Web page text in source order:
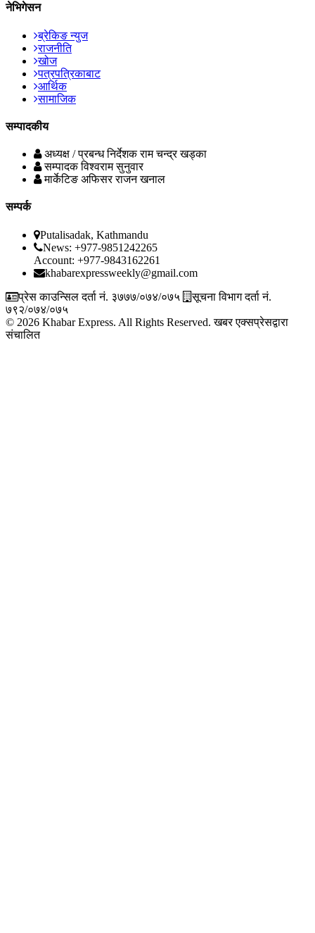
नेभिगेसन
ब्रेकिङ न्युज
राजनीति
खोज
पत्रपत्रिकाबाट
आर्थिक
सामाजिक
सम्पादकीय
अध्यक्ष / प्रबन्ध निर्देशक राम चन्द्र खड्का
सम्पादक विश्वराम सुनुवार
मार्केटिङ अफिसर राजन खनाल
सम्पर्क
Putalisadak, Kathmandu
News: +977-9851242265
Account: +977-9843162261
khabarexpressweekly@gmail.com
प्रेस काउन्सिल दर्ता नं. ३७७७/०७४/०७५
सूचना विभाग दर्ता नं.
७९२/०७४/०७५
© 2026 Khabar Express. All Rights Reserved. खबर एक्सप्रेसद्वारा
संचालित